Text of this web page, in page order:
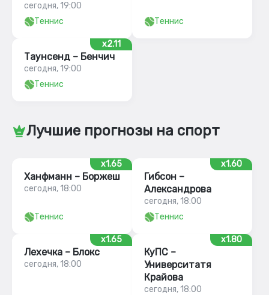
сегодня, 19:00
Теннис
Теннис
x2.11
Таунсенд – Бенчич
сегодня, 19:00
Теннис
Лучшие прогнозы на спорт
x1.65
Ханфманн – Боржеш
сегодня, 18:00
Теннис
x1.60
Гибсон –
Александрова
сегодня, 18:00
Теннис
x1.65
Лехечка – Блокс
сегодня, 18:00
x1.80
КуПС –
Университатя
Крайова
сегодня, 18:00